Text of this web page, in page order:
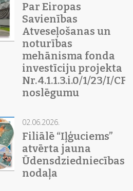
Par Eiropas
Savienības
Atveseļošanas un
noturības
mehānisma fonda
investīciju projekta
Nr. 4.1.1.3.i.0/1/23/I/
noslēgumu
02.06.2026.
Filiālē “Iļģuciems”
atvērta jauna
Ūdensdziedniecības
nodaļa